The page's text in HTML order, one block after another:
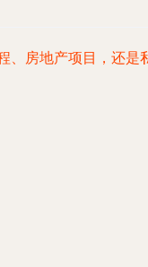
房地产项目，还是